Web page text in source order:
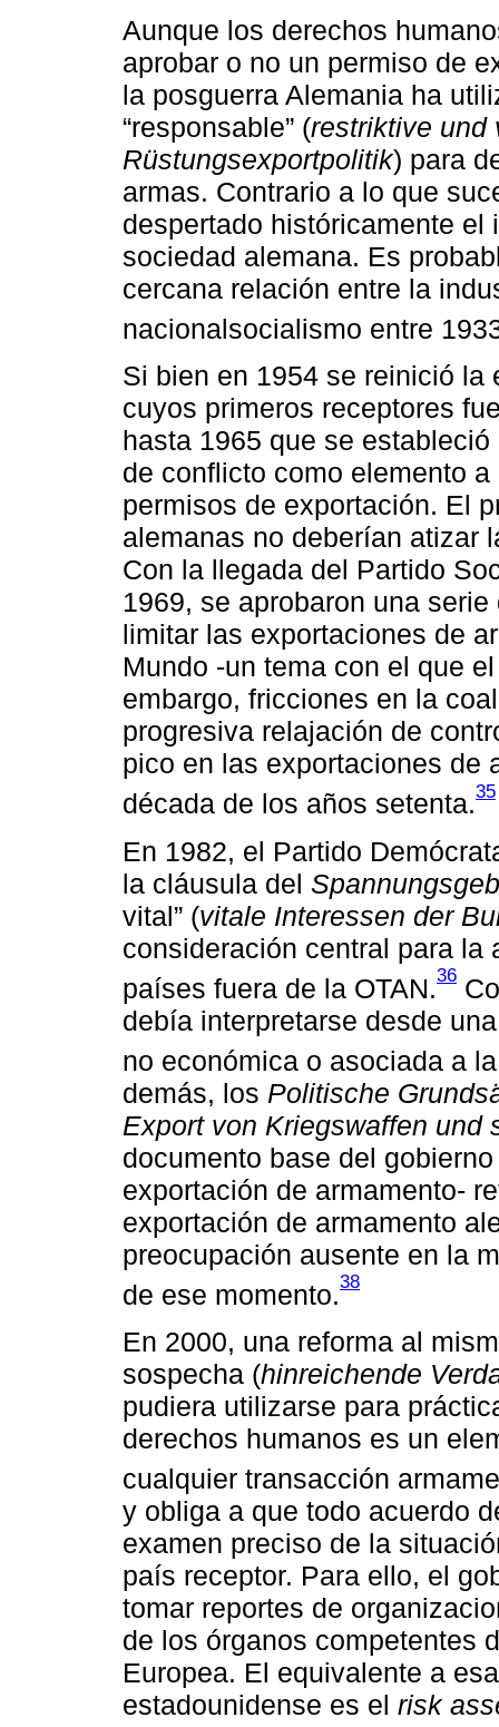
Aunque los derechos
aprobar o no un permiso de
la posguerra Alemania ha
“responsable” (restriktive und
Rüstungsexportpolitik) para
armas. Contrario a lo que
despertado históricamente
sociedad alemana. Es
cercana relación entre la
nacionalsocialismo entre
Si bien en 1954 se reinició la
cuyos primeros receptores
hasta 1965 que se
de conflicto como elemento
permisos de exportación. El
alemanas no deberían atizar
Con la llegada del Partido
1969, se aprobaron una
limitar las exportaciones de
Mundo -un tema con el que
embargo, fricciones en la
progresiva relajación de
pico en las exportaciones de
década de los años setenta.35
En 1982, el Partido
la cláusula del
vital” (vitale Interessen der
consideración central para la
países fuera de la OTAN.36
debía interpretarse desde
no económica o asociada a
demás, los Politische
Export von Kriegswaffen und
documento base del
exportación de armamento-
exportación de armamento
preocupación ausente en la
de ese momento.38
En 2000, una reforma al
sospecha (hinreichende
pudiera utilizarse para
derechos humanos es un
cualquier transacción
y obliga a que todo acuerdo
examen preciso de la
país receptor. Para ello, el
tomar reportes de
de los órganos competentes
Europea. El equivalente a
estadounidense es el risk